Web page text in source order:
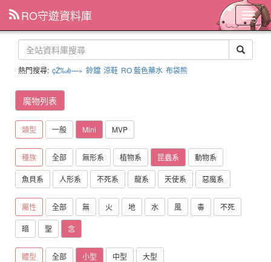
主
選
單
RO守遊資料庫
熱門搜尋: çŽ‰è—» 鈴鐺 涼鞋 RO 藍色藥水 布袋熊
魔物列表
類型 一般 Mini MVP
種族 全部 無形系 植物系 昆蟲系 動物系
魚貝系 人形系 不死系 龍系 天使系 惡魔系
屬性 全部 無 火 地 水 風 毒 不死
暗 聖 念
體型 全部 小型 中型 大型